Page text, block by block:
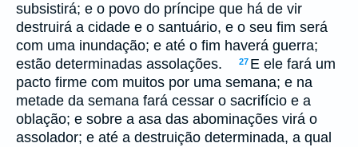
subsistirá; e o povo do príncipe que há de vir
destruirá a cidade e o santuário, e o seu fim será
com uma inundação; e até o fim haverá guerra;
estão determinadas assolações.
27 E ele fará um
pacto firme com muitos por uma semana; e na
metade da semana fará cessar o sacrifício e a
oblação; e sobre a asa das abominações virá o
assolador; e até a destruição determinada, a qual